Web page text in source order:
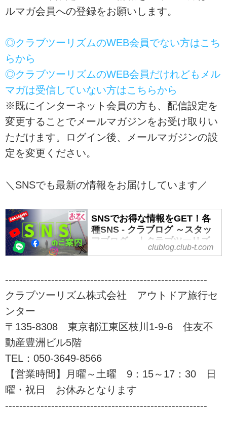
tour.club-t.com
登って温泉楽しみ隊とは？
と温泉を...
優しい性格の裏に豊富な経験と実
日本山岳ガイド協会認定登山ガイ
績が10年以上！
こんな方におすすめ！佐藤威行ガ
イドのツアーの魅力とは
通常の登山ツアーよりゆっくりの
ペースでご案内いたしますので、
体力に自信がない...
ルマガ会員への登録をお願いします。
◎クラブツーリズムのWEB会員でない方はこち
らから
◎クラブツーリズムのWEB会員だけれどもメル
マガは受信していない方はこちらから
※既にインターネット会員の方も、配信設定を
変更することでメールマガジンをお受け取りい
ただけます。ログイン後、メールマガジンの設
定を変更ください。
＼SNSでも最新の情報をお届けしています／
SNSでお得な情報をGET！各
種SNS - クラブログ ～スタッ
フブログ～｜クラブツーリズ
・facebook
・Instagram
・youtube
・首都圏LINE
Youtube
「あるく」の多彩なラインナッ
プ！各種特集ページもご覧くださ
い
登山ツアー・山登りの旅
clublog.club-t.com
---------------------------------------------------------
クラブツーリズム株式会社 アウトドア旅行セ
ンター
〒135-8308 東京都江東区枝川1-9-6 住友不
動産豊洲ビル5階
TEL：050-3649-8566
【営業時間】月曜～土曜 9：15～17：30 日
曜・祝日 お休みとなります
---------------------------------------------------------